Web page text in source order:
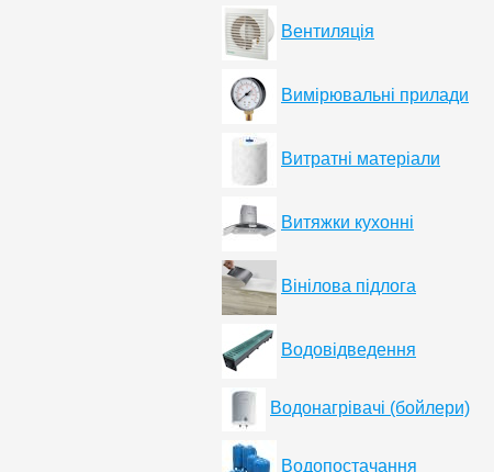
Вентиляція
Вимірювальні прилади
Витратні матеріали
Витяжки кухонні
Вінілова підлога
Водовідведення
Водонагрівачі (бойлери)
Водопостачання